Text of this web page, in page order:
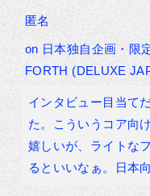
匿名
on 日本独自企画・限
FORTH (DELUXE
インタビュー目当て
た。こういうコア向
嬉しいが、ライトな
るといいなぁ。日本